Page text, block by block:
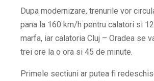
Dupa modernizare, trenurile vor
pana la 160 km/h pentru calatori si
marfa, iar calatoria Cluj – Oradea se
trei ore la o ora si 45 de minute.
Primele sectiuni ar putea fi